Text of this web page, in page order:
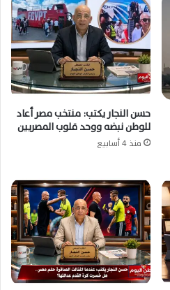
حسن النجار يكتب: منتخب مصر أعاد
للوطن نبضه ووحد قلوب المصريين
منذ 4 أسابيع